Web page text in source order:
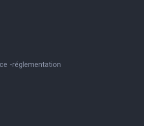
-réglementation